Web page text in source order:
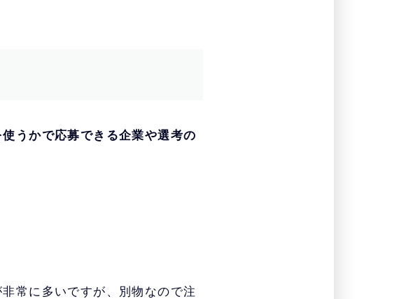
実績が豊富
上で、
管理部門や女性の管理職の転
前が上がる老舗で、
使うかで応募できる企業や選考の
常に多いですが、別物なので注